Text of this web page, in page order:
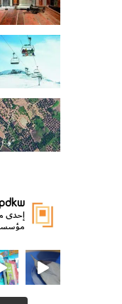
إحدى
مؤسسة
ووزير الدولة لشؤون الش
من الأعماق